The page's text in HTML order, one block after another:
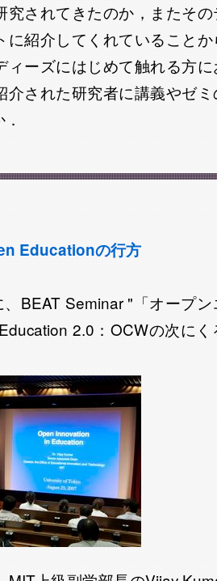
究されてきたのか，またそ
に紹介してくれていること
ィーズにはじめて触れる方
介された研究者に講義やゼ
Educationの行方
BEAT Seminar "「オープ
2.0：OCWの次に